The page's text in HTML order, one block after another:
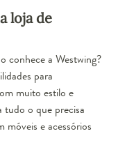
loja de
conhece a Westwing?
para
muito estilo e
o que precisa
móveis e acessórios